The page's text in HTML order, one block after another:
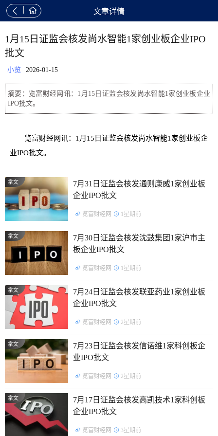
  文章详情
1月15日证监会核发尚水智能1家创业板企业IPO
批文
小览 2026-01-15
摘要：览富财经网讯：1月15日证监会核发尚水智能1家创业板企业
IPO批文。
览富财经网讯：1月15日证监会核发尚水智能1家创业板企
业IPO批文。
拿文
7月31日证监会核发通则康威1家创业板
企业IPO批文
览富财经网 1星期前
拿文
7月30日证监会核发沈鼓集团1家沪市主
板企业IPO批文
览富财经网 1星期前
拿文
7月24日证监会核发联亚药业1家创业板
企业IPO批文
览富财经网 2星期前
拿文
7月23日证监会核发信诺维1家科创板企
业IPO批文
览富财经网 2星期前
拿文
7月17日证监会核发高凯技术1家科创板
企业IPO批文
览富财经网 3星期前